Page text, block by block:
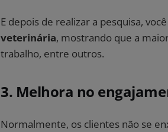
E depois de realizar a pesquisa,
veterinária, mostrando que a
trabalho, entre outros.
3. Melhora no
Normalmente, os clientes não se